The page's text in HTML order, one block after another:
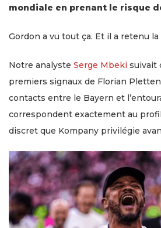
mondiale en prenant le risque
Gordon a vu tout ça. Et il a retenu la
Notre analyste Serge Mbeki suivait
premiers signaux de Florian
contacts entre le Bayern et
correspondent exactement au
discret que Kompany privilégie